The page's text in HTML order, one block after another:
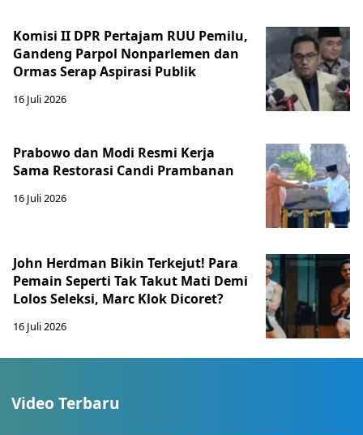
Komisi II DPR Pertajam RUU Pemilu,
Gandeng Parpol Nonparlemen dan
Ormas Serap Aspirasi Publik
16 Juli 2026
Prabowo dan Modi Resmi Kerja
Sama Restorasi Candi Prambanan
16 Juli 2026
John Herdman Bikin Terkejut! Para
Pemain Seperti Tak Takut Mati Demi
Lolos Seleksi, Marc Klok Dicoret?
16 Juli 2026
Video Terbaru